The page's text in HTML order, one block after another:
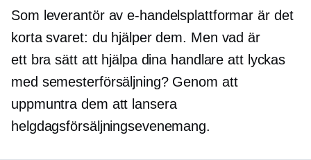
Som leverantör av e-handelsplattformar är det
korta svaret: du hjälper dem. Men vad är
ett bra sätt att hjälpa dina handlare att lyckas
med semesterförsäljning? Genom att
uppmuntra dem att lansera
helgdagsförsäljningsevenemang.